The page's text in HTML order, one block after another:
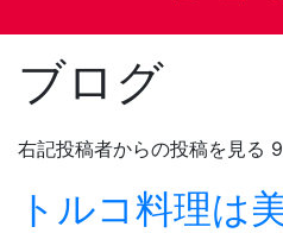
ブログ
右記投稿者からの投稿を見る
トルコ料理は